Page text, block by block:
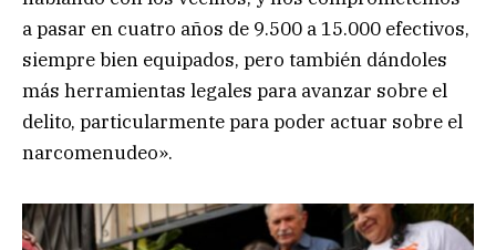
a pasar en cuatro años de 9.500 a 15.000 efectivos,
siempre bien equipados, pero también dándoles
más herramientas legales para avanzar sobre el
delito, particularmente para poder actuar sobre el
narcomenudeo».